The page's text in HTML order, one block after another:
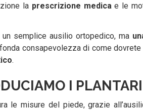
la prescrizione medica e le
semplice ausilio ortopedico, ma
consapevolezza di come
.
I
le misure del piede, grazie